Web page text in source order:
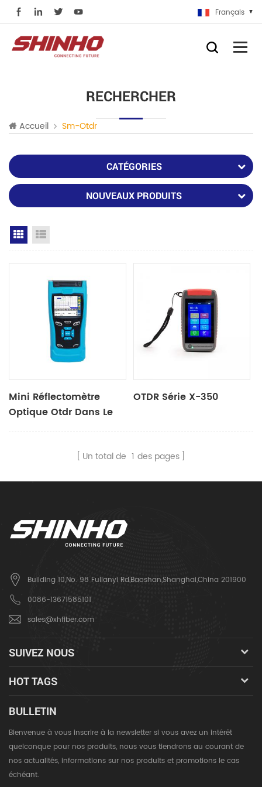
Français
RECHERCHER
Accueil Sm-Otdr
CATÉGORIES
NOUVEAUX PRODUITS
Grid View
Mini Réflectomètre
Optique Otdr Dans Le
Domaine Temporel X30
OTDR Série X-350
Un total de 1 des pages
Building 10,No. 98 Fulianyi Rd,Baoshan,Shanghai,China 201900
0086-13671585101
sales@xhfiber.com
SUIVEZ NOUS
HOT TAGS
BULLETIN
Bienvenue à vous inscrire à la newsletter si vous avez un intérêt
quelconque pour nos produits, nous vous tiendrons au courant de
nos actualités, informations sur nos produits et promotions le cas
échéant.